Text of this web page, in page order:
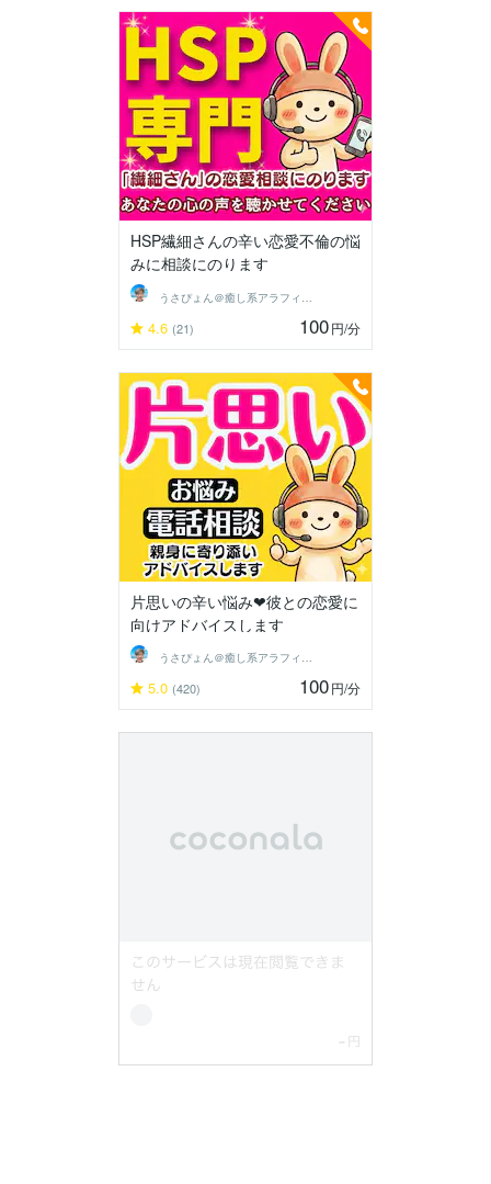
HSP繊細さんの辛い恋愛不倫の悩
みに相談にのります
4.6 (21) 100円/分
片思いの辛い悩み❤彼との恋愛に
向けアドバイスします
うさぴょん＠癒し系アラフィフ心寄り添い人
5.0 (420) 100円/分